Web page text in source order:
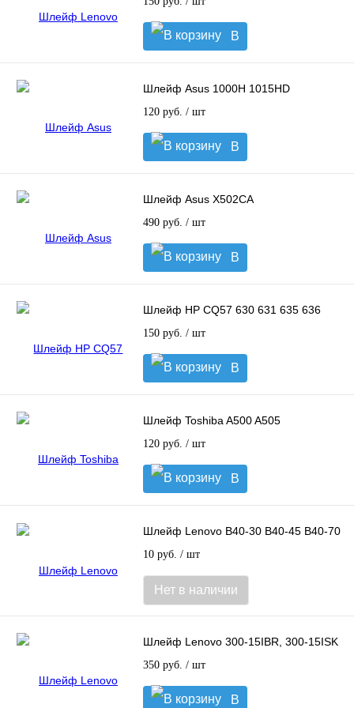
В
корзину
Шлейф Asus 1000H 1015HD
120 руб. / шт
В
корзину
Шлейф Asus X502CA
490 руб. / шт
В
корзину
Шлейф HP CQ57 630 631 635 636
150 руб. / шт
В
корзину
Шлейф Toshiba A500 A505
120 руб. / шт
В
корзину
Шлейф Lenovo B40-30 B40-45 B40-70
10 руб. / шт
Нет в наличии
Шлейф Lenovo 300-15IBR, 300-15ISK
350 руб. / шт
В